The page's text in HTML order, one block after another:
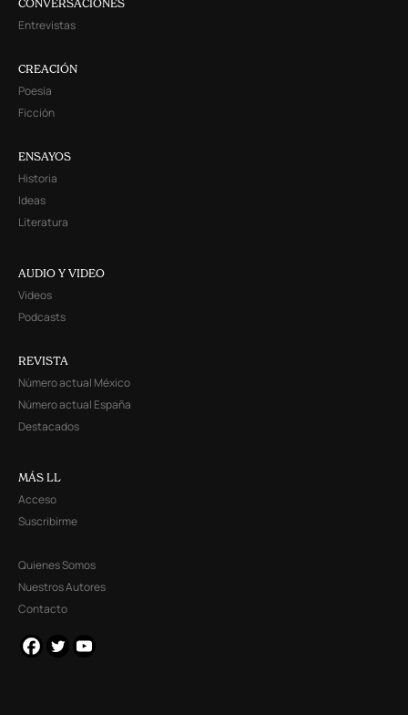
CONVERSACIONES
Entrevistas
CREACIÓN
Poesía
Ficción
ENSAYOS
Historia
Ideas
Literatura
AUDIO Y VIDEO
Videos
Podcasts
REVISTA
Número actual México
Número actual España
Destacados
MÁS LL
Acceso
Suscribirme
Quienes Somos
Nuestros Autores
Contacto